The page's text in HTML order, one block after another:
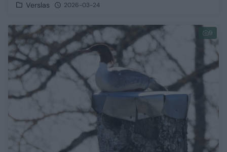
Verslas 2026-03-24
9